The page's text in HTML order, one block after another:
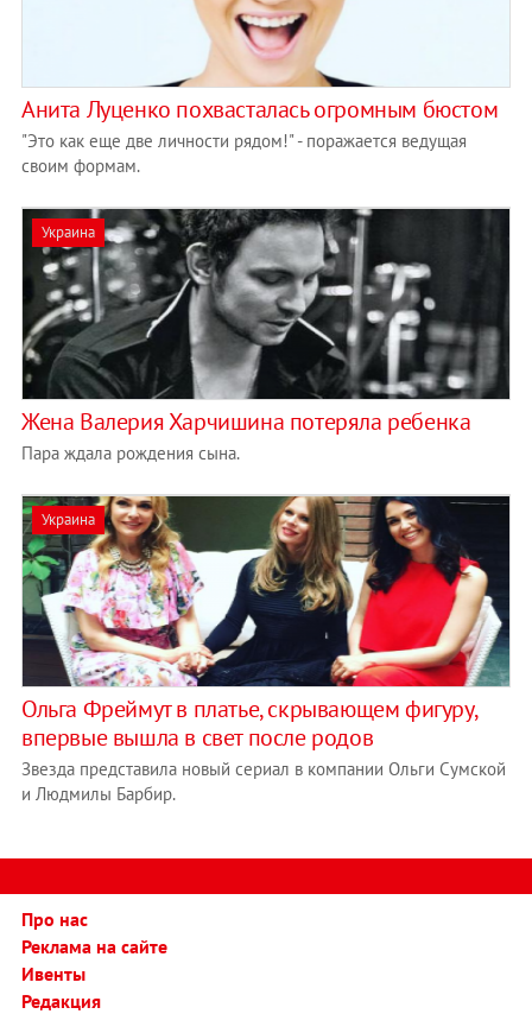
Анита Луценко похвасталась огромным бюстом
"Это как еще две личности рядом!" - поражается ведущая
своим формам.
Украина
Жена Валерия Харчишина потеряла ребенка
Пара ждала рождения сына.
Украина
Ольга Фреймут в платье, скрывающем фигуру,
впервые вышла в свет после родов
Звезда представила новый сериал в компании Ольги Сумской
и Людмилы Барбир.
Про нас
Реклама на сайте
Ивенты
Редакция